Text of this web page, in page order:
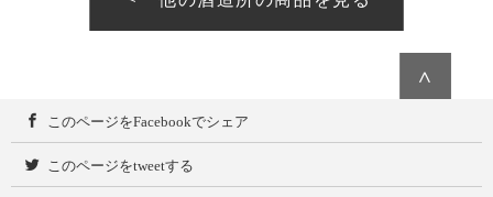
∧
このページをFacebookでシェア
このページをtweetする